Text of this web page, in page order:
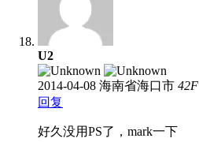
U2
2014-04-08 海南省海口市 42F
回复
好久没用PS了，mark一下